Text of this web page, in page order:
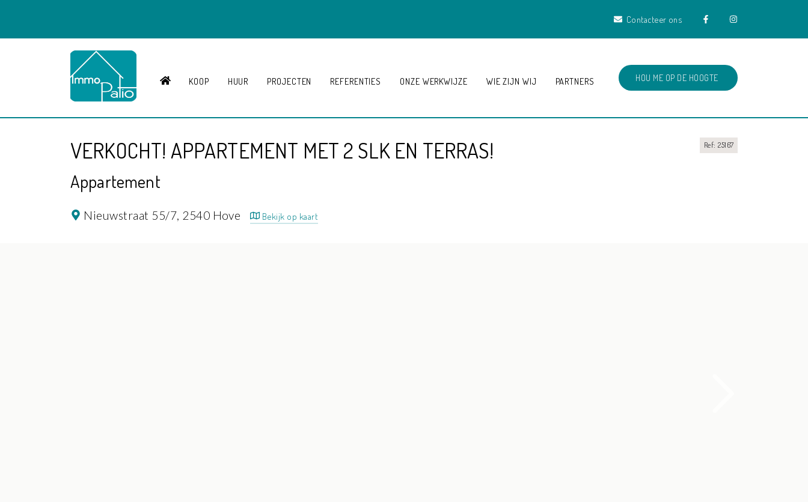
Contacteer ons
HOMEKOOP HUUR PROJECTEN REFERENTIES ONZE WERKWIJZE WIE ZIJN WIJ PARTNERS HOU ME OP DE HOOGTE
VERKOCHT! APPARTEMENT MET 2 SLK EN TERRAS!
Appartement
Nieuwstraat 55/7, 2540 Hove Bekijk op kaart
Ref: 25167